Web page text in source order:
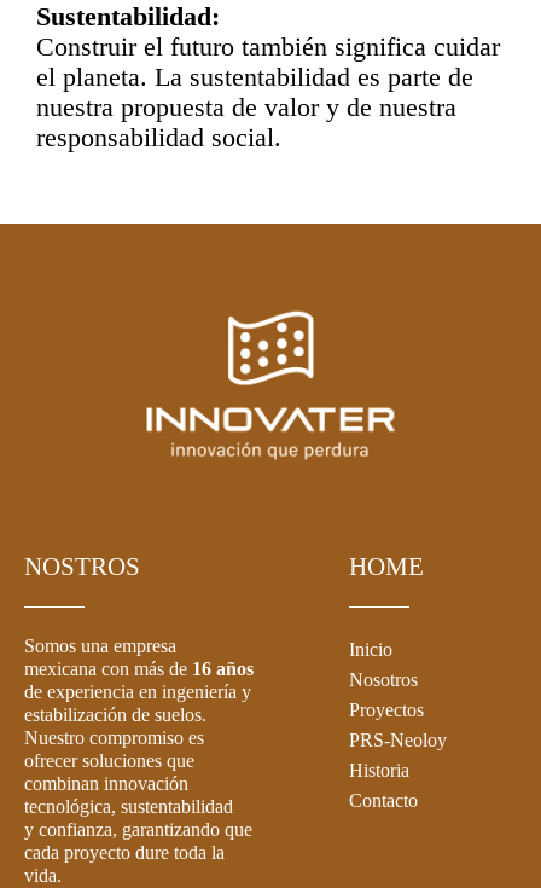
Sustentabilidad:
Construir el futuro también significa cuidar
el planeta. La sustentabilidad es parte de
nuestra propuesta de valor y de nuestra
responsabilidad social.
NOSTROS
Somos una empresa
mexicana con más de 16 años
de experiencia en ingeniería y
estabilización de suelos.
Nuestro compromiso es
ofrecer soluciones que
combinan innovación
tecnológica, sustentabilidad
y confianza, garantizando que
cada proyecto dure toda la
vida.
HOME
Inicio
Nosotros
Proyectos
PRS-Neoloy
Historia
Contacto